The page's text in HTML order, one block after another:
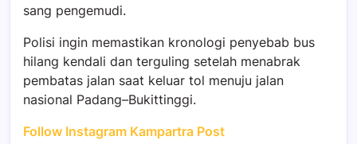
sang pengemudi.
Polisi ingin memastikan kronologi penyebab bus
hilang kendali dan terguling setelah menabrak
pembatas jalan saat keluar tol menuju jalan
nasional Padang–Bukittinggi.
Follow Instagram Kampartra Post